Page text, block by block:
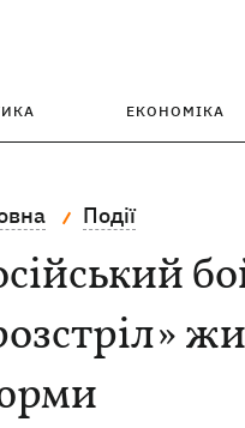
ЕКОНОМІКА
Події